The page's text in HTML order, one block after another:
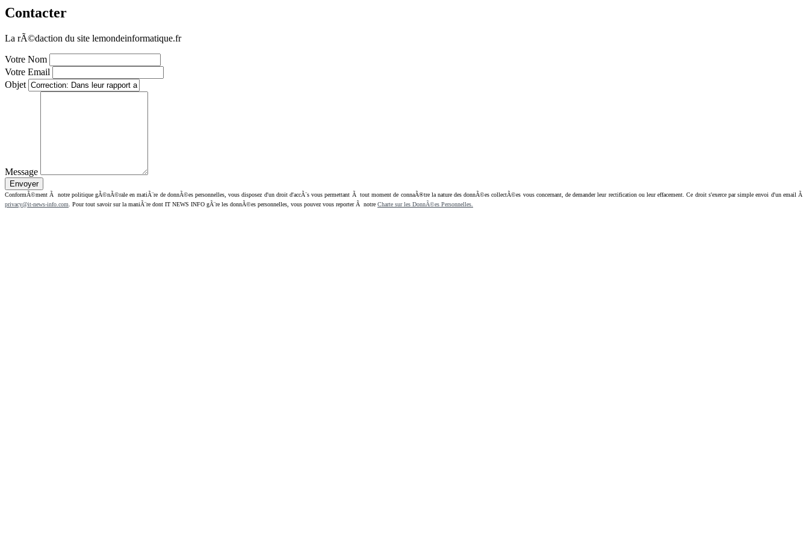
Contacter
La rÃ©daction du site lemondeinformatique.fr
Votre Nom
Votre Email
Objet
Message
ConformÃ©ment Ã notre politique gÃ©nÃ©rale en matiÃ¨re de donnÃ©es personnelles, vous disposez d'un droit d'accÃ¨s vous permettant Ã tout moment de connaÃ®tre la nature des donnÃ©es collectÃ©es vous concernant, de demander leur rectification ou leur effacement. Ce droit s'exerce par simple envoi d'un email Ã
privacy@it-news-info.com . Pour tout savoir sur la maniÃ¨re dont IT NEWS INFO gÃ¨re les donnÃ©es personnelles, vous pouvez vous reporter Ã notre Charte sur les DonnÃ©es Personnelles.